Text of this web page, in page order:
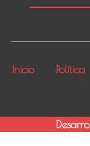
Inicio Política